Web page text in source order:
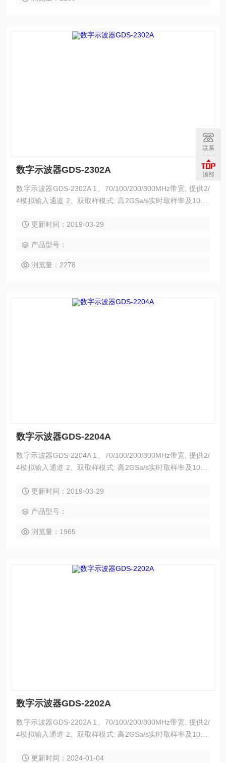
数字示波器GDS-2302A
数字示波器GDS-2302A 1、70/100/200/300MHz带宽, 提供2/
4模拟输入通道 2、双取样模式: 高2GSa/s实时取样率及100G
00高分辨率大尺寸画面, 符合视觉习惯且信息不占用波形显示
0次以上（80,000wfs/s）
更新时间：2019-03-29
产品型号：
浏览量：2278
数字示波器GDS-2204A
数字示波器GDS-2204A 1、70/100/200/300MHz带宽, 提供2/
4模拟输入通道 2、双取样模式: 高2GSa/s实时取样率及100G
00高分辨率大尺寸画面, 符合视觉习惯且信息不占用波形显示
0次以上（80,000wfs/
更新时间：2019-03-29
产品型号：
浏览量：1965
数字示波器GDS-2202A
数字示波器GDS-2202A 1、70/100/200/300MHz带宽, 提供2/
4模拟输入通道 2、双取样模式: 高2GSa/s实时取样率及100G
00高分辨率大尺寸画面, 符合视觉习惯且信息不占用波形显示
更新时间：2024-01-04
联系
顶部